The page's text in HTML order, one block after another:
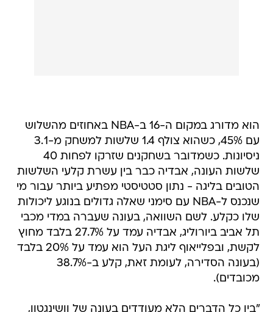
הוא מדורג במקום ה-16 ב-NBA באחוזים מהשלוש
עם 45%, כשהוא צולף 1.4 שלשות למשחק מ-3.1
ניסיונות. כשמדובר בשחקנים שזרקו לפחות 40
שלשות העונה, אבדיה כבר בין עשרת קלעי השלשות
הטובים בליגה - נתון סטטיסטי מפתיע ביותר עבור מי
שנכנס ל-NBA עם סימני שאלה גדולים בנוגע ליכולות
שלו כקלע. לשם השוואה, בעונה שעברה במדי מכבי
תל אביב ביורוליג, אבדיה עמד על 27.7% בלבד מחוץ
לקשת, ובפלייאוף ליגת העל הוא עמד על 20% בלבד
(בעונה הסדירה, לעומת זאת, קלע ב-38.7%
מכובדים).
"בין כל הדברים הלא מעודדים בעונה של וושינגטון,